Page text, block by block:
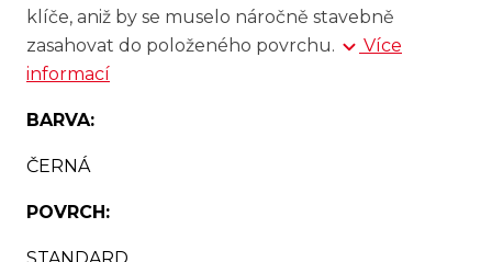
klíče, aniž by se muselo náročně stavebně
zasahovat do položeného povrchu.
Více
informací
BARVA:
ČERNÁ
POVRCH: